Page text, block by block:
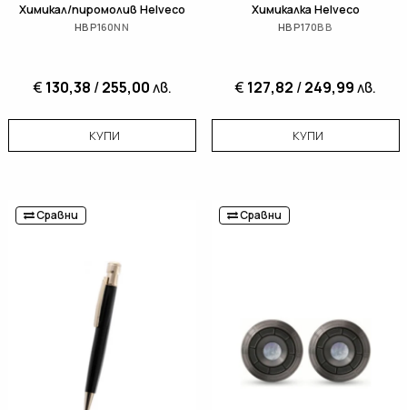
Химикал/пиромолив Helveco
HBP160NN
€ 130,38 /255,00лв.
КУПИ
Химикалка Helveco
HBP170BB
€ 127,82 /249,99лв.
КУПИ
Сравни Сравни